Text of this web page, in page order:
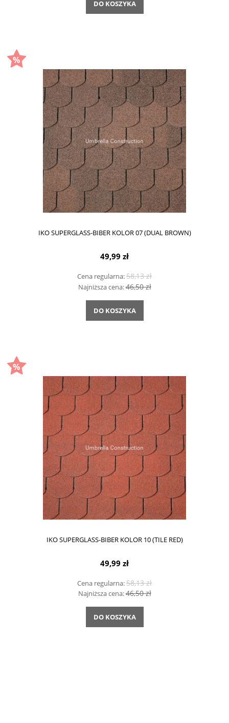
DO KOSZYKA
IKO SUPERGLASS-BIBER KOLOR 07 (DUAL BROWN)
49,99 zł
Cena regularna:58,13 zł
Najniższa cena:46,50 zł
DO KOSZYKA
IKO SUPERGLASS-BIBER KOLOR 10 (TILE RED)
49,99 zł
Cena regularna:58,13 zł
Najniższa cena:46,50 zł
DO KOSZYKA